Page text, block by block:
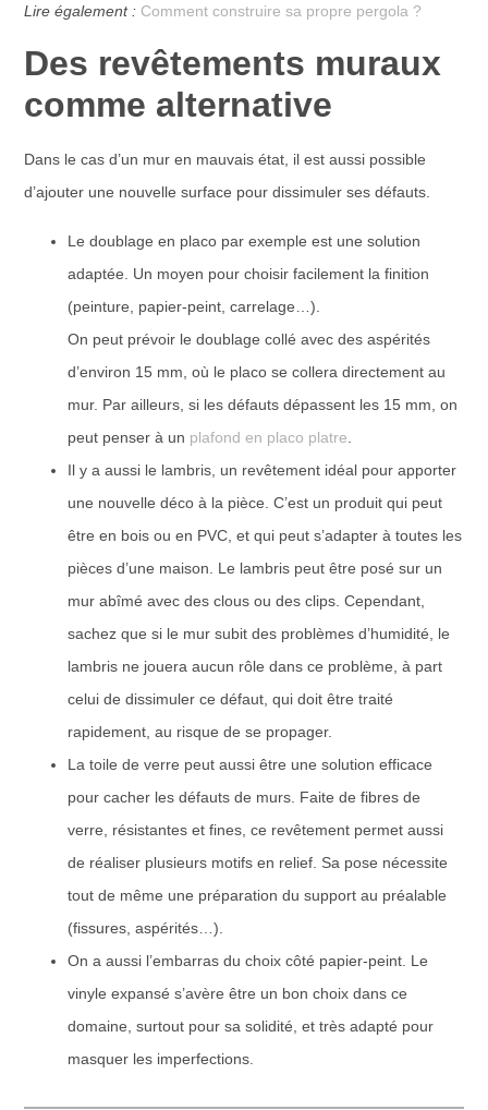
Lire également : Comment construire sa propre pergola ?
Des revêtements muraux
comme alternative
Dans le cas d’un mur en mauvais état, il est aussi possible
d’ajouter une nouvelle surface pour dissimuler ses défauts.
Le doublage en placo par exemple est une solution
adaptée. Un moyen pour choisir facilement la finition
(peinture, papier-peint, carrelage…).
On peut prévoir le doublage collé avec des aspérités
d’environ 15 mm, où le placo se collera directement au
mur. Par ailleurs, si les défauts dépassent les 15 mm, on
peut penser à un plafond en placo platre
Il y a aussi le lambris, un revêtement idéal pour apporter
une nouvelle déco à la pièce. C’est un produit qui peut
être en bois ou en PVC, et qui peut s’adapter à toutes les
pièces d’une maison. Le lambris peut être posé sur un
mur abîmé avec des clous ou des clips. Cependant,
sachez que si le mur subit des problèmes d’humidité, le
lambris ne jouera aucun rôle dans ce problème, à part
celui de dissimuler ce défaut, qui doit être traité
rapidement, au risque de se propager.
La toile de verre peut aussi être une solution efficace
pour cacher les défauts de murs. Faite de fibres de
verre, résistantes et fines, ce revêtement permet aussi
de réaliser plusieurs motifs en relief. Sa pose nécessite
tout de même une préparation du support au préalable
(fissures, aspérités…).
On a aussi l’embarras du choix côté papier-peint. Le
vinyle expansé s’avère être un bon choix dans ce
domaine, surtout pour sa solidité, et très adapté pour
masquer les imperfections.